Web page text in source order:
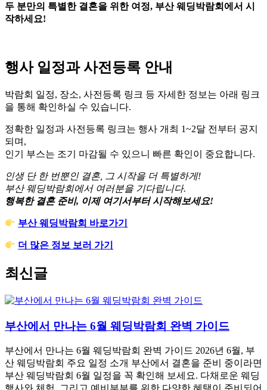
두 분만의 특별한 결혼을 위한 여정, 부산 웨딩박람회에서 시
작하세요!
행사 일정과 사전등록 안내
박람회 일정, 장소, 사전등록 링크 등 자세한 정보는 아래 링크
을 통해 확인하실 수 있습니다.
정확한 일정과 사전등록 링크는 행사 개최 1~2달 전부터 공지
되며,
인기 부스는 조기 마감될 수 있으니 빠른 확인이 중요합니다.
인생 단 한 번뿐인 결혼, 그 시작을 더 특별하게!
부산 웨딩박람회에서 여러분을 기다립니다.
행복한 결혼 준비, 이제 여기서부터 시작해보세요!
부산 웨딩박람회 바로가기
더 많은 정보 보러 가기
최신글
부산에서 만나는 6월 웨딩박람회 완벽 가이드
부산에서 만나는 6월 웨딩박람회 완벽 가이드 2026년 6월, 부
산 웨딩박람회 주요 일정 소개 부산에서 결혼을 준비 중이라면
부산 웨딩박람회 6월 일정을 꼭 확인해 보세요. 다채로운 웨딩